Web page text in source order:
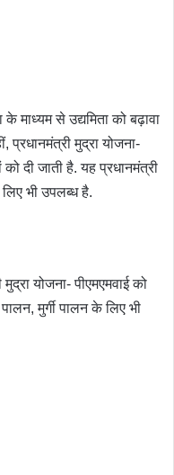
से उद्यमिता को बढ़ावा
प्रधानमंत्री मुद्रा योजना-
को दी जाती है. यह प्रधानमंत्री
भी उपलब्ध है.
योजना- पीएमएमवाई को
मुर्गी पालन के लिए भी